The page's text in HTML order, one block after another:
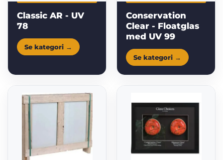
Classic AR - UV
78
Conservation
Clear - Floatglas
med UV 99